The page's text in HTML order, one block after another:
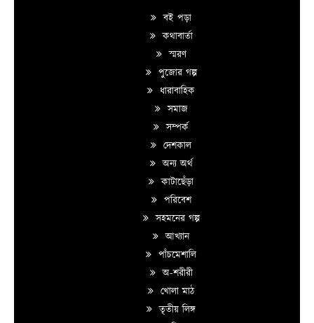
বই পড়া
কথাবার্তা
স্মরণ
পুজোর গল্প
ধারাবাহিক
সমাজ
সম্পর্ক
দেশকাল
অন্য অর্থ
কাটাছেঁড়া
পরিবেশ
সহমনের গল্প
আখ্যান
পাঁচমেশালি
অ-শরীরী
খোলা মাঠ
তৃতীয় লিঙ্গ